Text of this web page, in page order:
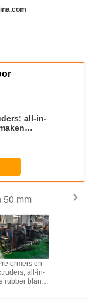
all-in-
50 mm
en
all-in-
rubber blanks